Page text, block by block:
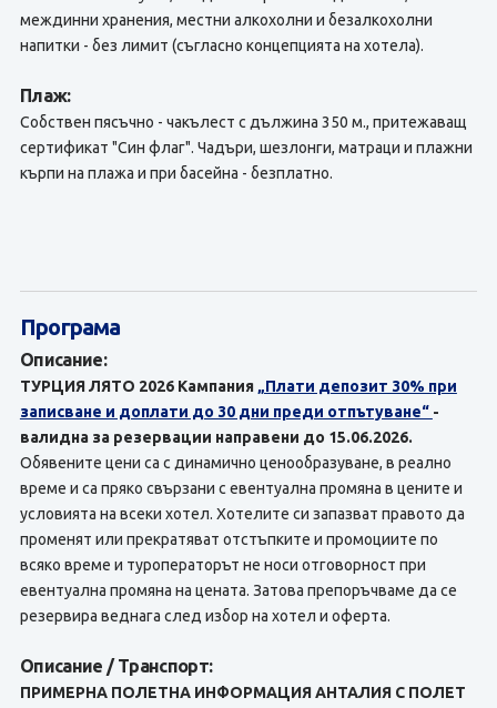
междинни хранения, местни алкохолни и безалкохолни
напитки - без лимит (съгласно концепцията на хотела).
Плаж:
Собствен пясъчно - чакълест с дължина 350 м., притежаващ
сертификат "Син флаг". Чадъри, шезлонги, матраци и плажни
кърпи на плажа и при басейна - безплатно.
Програма
Описание:
ТУРЦИЯ ЛЯТО 2026 Кампания „Плати депозит 30% при
записване и доплати до 30 дни преди отпътуване“ -
валидна за резервации направени до 15.06.2026.
Обявените цени са с динамично ценообразуване, в реално
време и са пряко свързани с евентуална промяна в цените и
условията на всеки хотел. Хотелите си запазват правото да
променят или прекратяват отстъпките и промоциите по
всяко време и туроператорът не носи отговорност при
евентуална промяна на цената. Затова препоръчваме да се
резервира веднага след избор на хотел и оферта.
Описание / Транспорт:
ПРИМЕРНА ПОЛЕТНА ИНФОРМАЦИЯ АНТАЛИЯ С ПОЛЕТ